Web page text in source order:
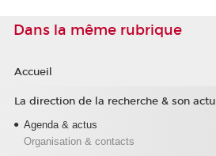
Dans la même rubrique
Accueil
La direction de la recherche & son actu
Agenda & actus
Organisation & contacts